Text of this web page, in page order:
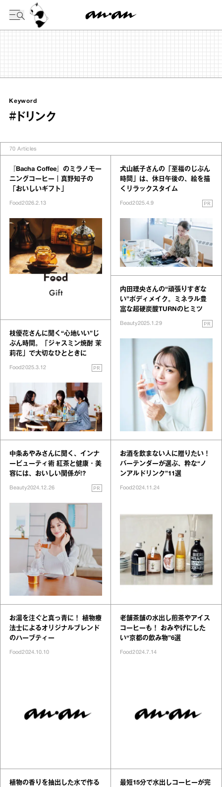
Keyword
#ドリンク
70 Articles
『Bacha Coffee』のミラノモー
ニングコーヒー｜真野知子の
「おいしいギフト」
Food2026.2.13
枝優花さんに聞く“心地いい”じ
ぶん時間。「ジャスミン焼酎 茉
莉花」で大切なひとときに
Food2025.3.12 PR
中条あやみさんに聞く、インナ
ービューティ術 紅茶と健康・美
容には、おいしい関係が!?
Beauty2024.12.26 PR
お湯を注ぐと真っ青に！ 植物療
法士によるオリジナルブレンド
のハーブティー
Food2024.10.10
植物の香りを抽出した水で作る
犬山紙子さんの「至福のじぶん
時間」は、休日午後の、絵を描
くリラックスタイム
Food2025.4.9 PR
内田理央さんの“頑張りすぎな
い”ボディメイク。ミネラル豊
富な超硬炭酸TURNのヒミツ
Beauty2025.1.29 PR
お酒を飲まない人に贈りたい！
バーテンダーが選ぶ、粋な“ノ
ンアルドリンク”11選
Food2024.11.24
老舗茶舗の水出し煎茶やアイス
コーヒーも！ おみやげにした
い“京都の飲み物”6選
Food2024.7.14
最短15分で水出しコーヒーが完